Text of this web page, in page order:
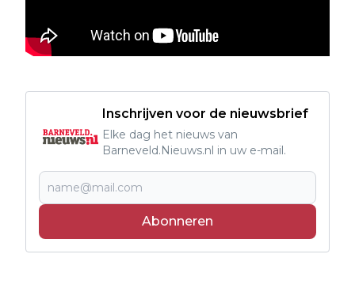
Inschrijven voor de nieuwsbrief
Elke dag het nieuws van
Barneveld.Nieuws.nl in uw e-mail.
Abonneren